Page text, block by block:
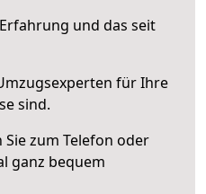
Erfahrung und das seit
für Ihre
sind.
zum Telefon oder
ganz bequem